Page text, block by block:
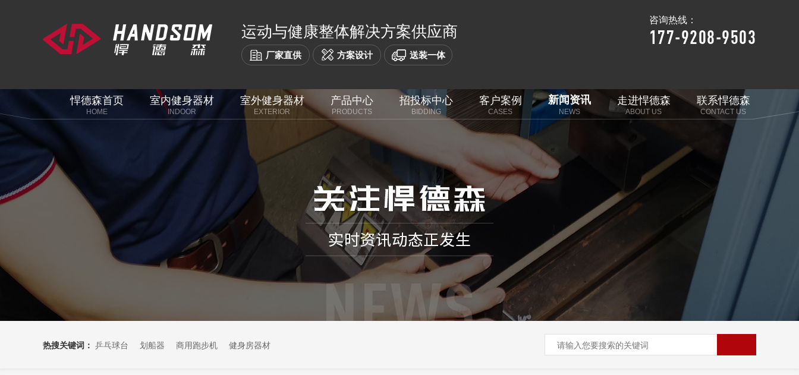
运动与健康整体解决方案供应商
厂家直供 方案设计 送装一体
咨询热线：
177-9208-9503
悍德森首页
HOME
室内健身器材
INDOOR
室外健身器材
EXTERIOR
产品中心
PRODUCTS
招投标中心
BIDDING
客户案例
CASES
新闻资讯
NEWS
走进悍德森
ABOUT US
联系悍德森
CONTACT US
热搜关键词： 乒乓球台 划船器 商用跑步机 健身房器材